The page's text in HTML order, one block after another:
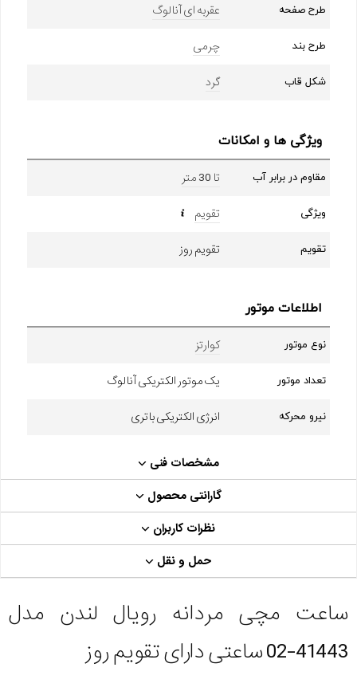
طرح صفحه عقربه ای آنالوگ
طرح بند چرمی
شکل قاب گرد
ویژگی ها و امکانات
مقاوم در برابر آب تا 30 متر
ویژگی تقویم
تقویم تقویم روز
اطلاعات موتور
نوع موتور کوارتز
تعداد موتور یک موتور الکتریکی آنالوگ
نیرو محرکه انرژی الکتریکی باتری
مشخصات فنی
گارانتی محصول
نظرات کاربران
حمل و نقل
ساعت مچی مردانه رویال لندن مدل
41443-02 ساعتی دارای تقویم روز